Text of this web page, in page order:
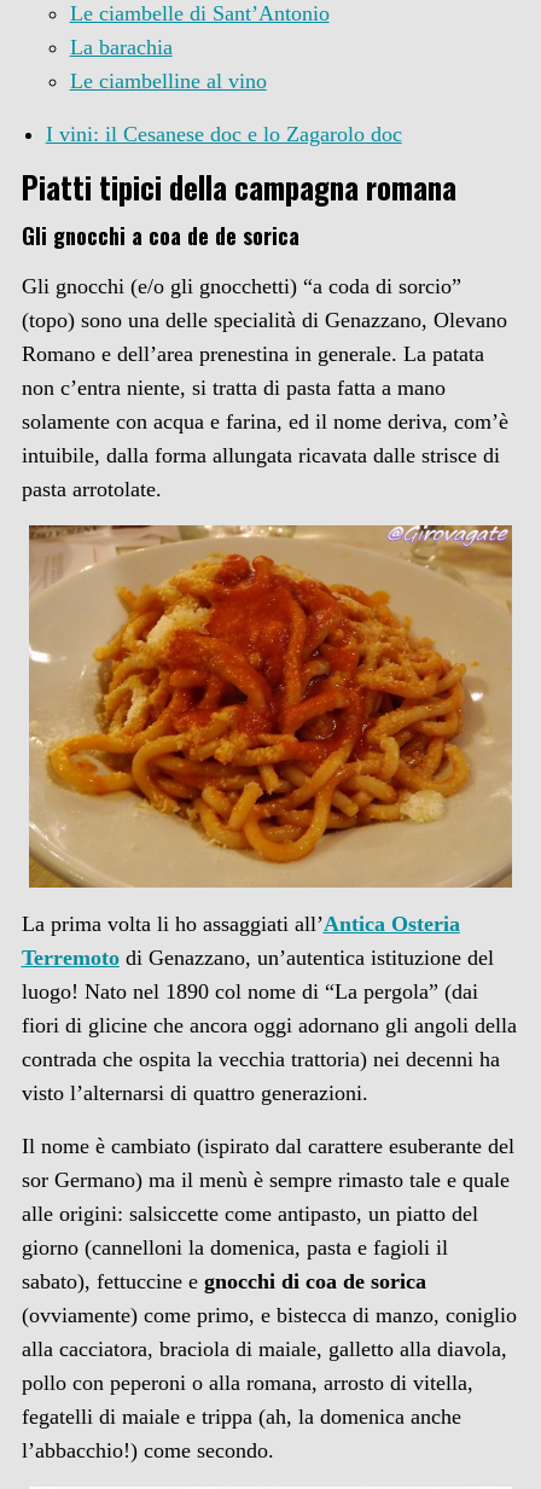
Le ciambelle di Sant’Antonio
La barachia
Le ciambelline al vino
I vini: il Cesanese doc e lo Zagarolo doc
Piatti tipici della campagna romana
Gli gnocchi a coa de de sorica
Gli gnocchi (e/o gli gnocchetti) “a coda di sorcio”
(topo) sono una delle specialità di Genazzano, Olevano
Romano e dell’area prenestina in generale. La patata
non c’entra niente, si tratta di pasta fatta a mano
solamente con acqua e farina, ed il nome deriva, com’è
intuibile, dalla forma allungata ricavata dalle strisce di
pasta arrotolate.
La prima volta li ho assaggiati all’Antica Osteria
Terremotodi Genazzano, un’autentica istituzione del
luogo! Nato nel 1890 col nome di “La pergola” (dai
fiori di glicine che ancora oggi adornano gli angoli della
contrada che ospita la vecchia trattoria) nei decenni ha
visto l’alternarsi di quattro generazioni.
Il nome è cambiato (ispirato dal carattere esuberante del
sor Germano) ma il menù è sempre rimasto tale e quale
alle origini: salsiccette come antipasto, un piatto del
giorno (cannelloni la domenica, pasta e fagioli il
sabato), fettuccine e gnocchi di coa de sorica
(ovviamente) come primo, e bistecca di manzo, coniglio
alla cacciatora, braciola di maiale, galletto alla diavola,
pollo con peperoni o alla romana, arrosto di vitella,
fegatelli di maiale e trippa (ah, la domenica anche
l’abbacchio!) come secondo.